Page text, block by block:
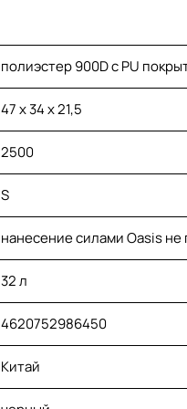
полиэстер 900D с PU
47 x 34 x 21,5
2500
S
нанесение силами Oasis не
32 л
4620752986450
Китай